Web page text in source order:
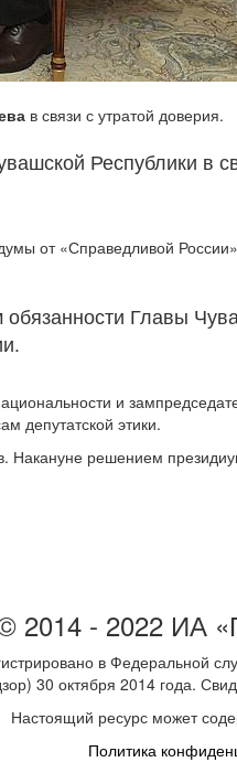
в связи с утратой доверия.
Республики в
от «Справедливой России»
Главы
и
депутатской этики.
Накануне решением
2014 - 2022 ИА
в Федеральной
30 октября 2014 года.
Настоящий ресурс может
Политика